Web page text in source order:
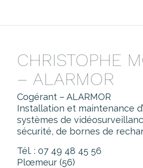
CHRISTOPHE
– ALARMOR
Cogérant – ALARMOR
Installation et maintenance
systèmes de
sécurité, de bornes de
Tél. : 07 49 48 45 56
Plœmeur (56)